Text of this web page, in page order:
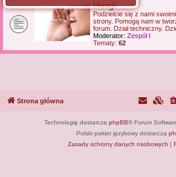
Uwagi
Podzielcie się z nami
strony. Pomogą nam w
forum. Dział techniczny.
Moderator: Zespół I
Tematy: 62
Strona główna
Technologię dostarcza phpBB® Forum
Polski pakiet językowy dostarcza
Zasady ochrony danych osobowych |